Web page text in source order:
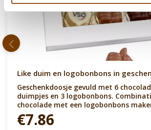
Like duim en logobonbons in
Geschenkdoosje gevuld met 6
duimpjes en 3 logobonbons.
chocolade met een logobonbons
en exclusief cadeau. In de smaken
Doosje kunnen we personaliseren met
€7.86